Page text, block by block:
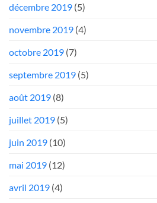
décembre 2019 (5)
novembre 2019 (4)
octobre 2019 (7)
septembre 2019 (5)
août 2019 (8)
juillet 2019 (5)
juin 2019 (10)
mai 2019 (12)
avril 2019 (4)